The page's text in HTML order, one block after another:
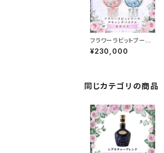
フラワーラビットブーケ
デキャンタパステル
¥230,000
同じカテゴリの商品